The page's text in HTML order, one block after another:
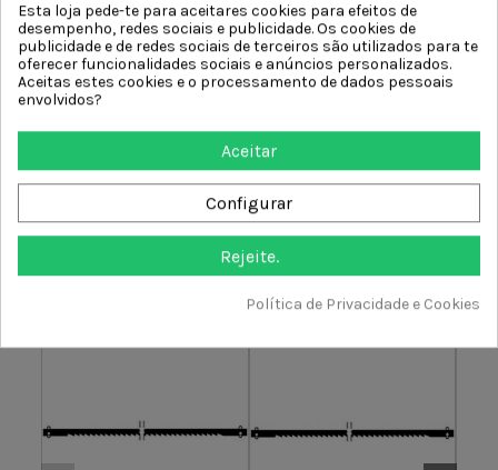
Comentários (0)
De momento, sem avaliações.
5 outros produtos na mesma categoria:
Esta loja pede-te para aceitares cookies para efeitos de
desempenho, redes sociais e publicidade. Os cookies de
publicidade e de redes sociais de terceiros são utilizados para te
oferecer funcionalidades sociais e anúncios personalizados.
Aceitas estes cookies e o processamento de dados pessoais
envolvidos?
Aceitar
Configurar
Rejeite.
Política de Privacidade e Cookies